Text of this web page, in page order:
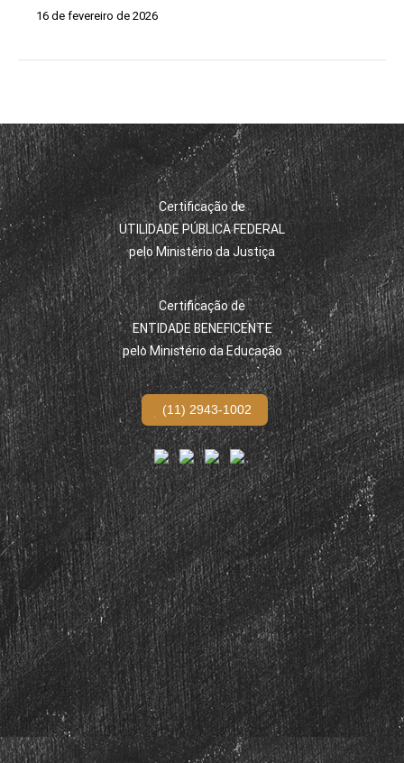
16 de fevereiro de 2026
Certificação de
UTILIDADE PÚBLICA FEDERAL
pelo Ministério da Justiça
Certificação de
ENTIDADE BENEFICENTE
pelo Ministério da Educação
(11) 2943-1002